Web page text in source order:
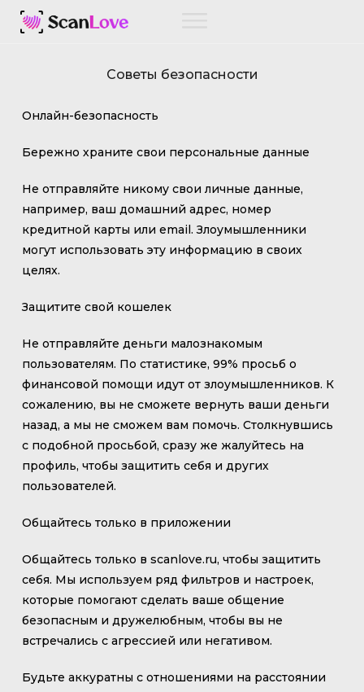
Советы безопасности
Онлайн-безопасность
Бережно храните свои персональные данные
Не отправляйте никому свои личные данные,
например, ваш домашний адрес, номер
кредитной карты или email. Злоумышленники
могут использовать эту информацию в своих
целях.
Защитите свой кошелек
Не отправляйте деньги малознакомым
пользователям. По статистике, 99% просьб о
финансовой помощи идут от злоумышленников. К
сожалению, вы не сможете вернуть ваши деньги
назад, а мы не сможем вам помочь. Столкнувшись
с подобной просьбой, сразу же жалуйтесь на
профиль, чтобы защитить себя и других
пользователей.
Общайтесь только в приложении
Общайтесь только в scanlove.ru, чтобы защитить
себя. Мы используем ряд фильтров и настроек,
которые помогают сделать ваше общение
безопасным и дружелюбным, чтобы вы не
встречались с агрессией или негативом.
Будьте аккуратны с отношениями на расстоянии